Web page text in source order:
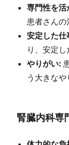
専門性を活
患者さんの
安定した仕
り、安定し
やりがい:
う大きなや
腎臓内科専